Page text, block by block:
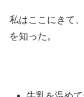
私はここにきて
を知った。